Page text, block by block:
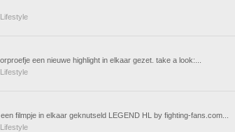
een nieuwe highlight in elkaar gezet. take a look:...
filmpje in elkaar geknutseld LEGEND HL by fighting-fans.com...